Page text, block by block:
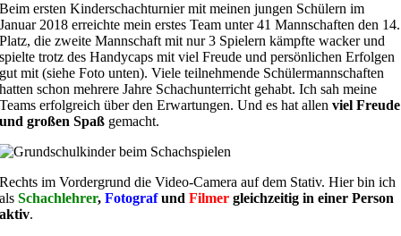
Beim ersten Kinderschachturnier mit meinen jungen Schülern im
Januar 2018 erreichte mein erstes Team unter 41 Mannschaften den 14.
Platz, die zweite Mannschaft mit nur 3 Spielern kämpfte wacker und
spielte trotz des Handycaps mit viel Freude und persönlichen Erfolgen
gut mit (siehe Foto unten). Viele teilnehmende Schülermannschaften
hatten schon mehrere Jahre Schachunterricht gehabt. Ich sah meine
Teams erfolgreich über den Erwartungen. Und es hat allenviel Freude
und großen Spaß gemacht.
Rechts im Vordergrund die Video-Camera aufdem Stativ. Hier bin ich
alsSchachlehrer,FotografundFilmer gleichzeitig in einer Person
aktiv.